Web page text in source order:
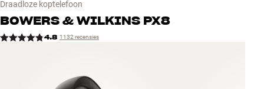
Systeem
Kabels
Accessoires
Draadloze koptelefoon
BOWERS & WILKINS PX8
4.8 1132 recensies